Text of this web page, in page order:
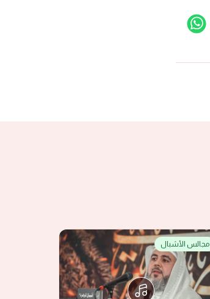
مجالس الأشبال